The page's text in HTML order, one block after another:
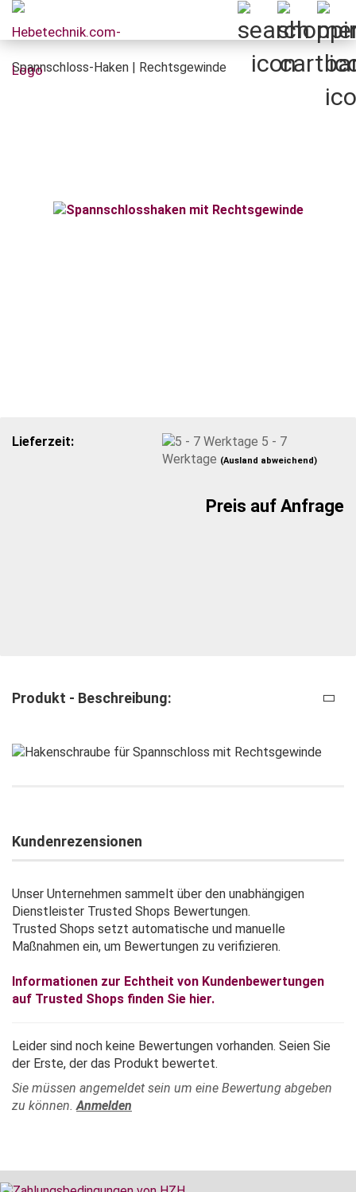
Spannschloss-Haken | Rechtsgewinde
Lieferzeit:
5 - 7
Werktage (Ausland abweichend)
Preis auf Anfrage
Produkt - Beschreibung:
Kundenrezensionen
Unser Unternehmen sammelt über den unabhängigen
Dienstleister Trusted Shops Bewertungen.
Trusted Shops setzt automatische und manuelle
Maßnahmen ein, um Bewertungen zu verifizieren.
Informationen zur Echtheit von Kundenbewertungen
auf Trusted Shops finden Sie hier.
Leider sind noch keine Bewertungen vorhanden. Seien Sie
der Erste, der das Produkt bewertet.
Sie müssen angemeldet sein um eine Bewertung abgeben
zu können.Anmelden